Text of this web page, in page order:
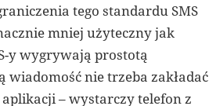
tego standardu SMS
mniej użyteczny jak
y wygrywają prostotą
nie trzeba zakładać
– wystarczy telefon z